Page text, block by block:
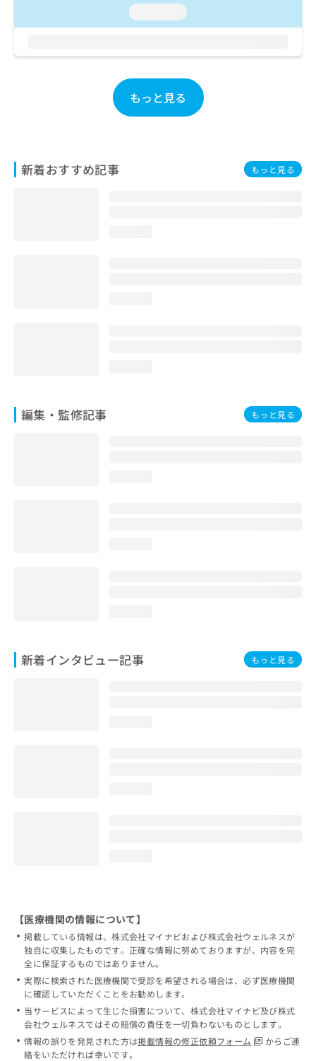
もっと見る
新着おすすめ記事 もっと見る
編集・監修記事 もっと見る
新着インタビュー記事 もっと見る
【医療機関の情報について】
掲載している情報は、株式会社マイナビおよび株式会社ウェルネスが
独自に収集したものです。正確な情報に努めておりますが、内容を完
全に保証するものではありません。
実際に検索された医療機関で受診を希望される場合は、必ず医療機関
に確認していただくことをお勧めします。
当サービスによって生じた損害について、株式会社マイナビ及び株式
会社ウェルネスではその賠償の責任を一切負わないものとします。
情報の誤りを発見された方は掲載情報の修正依頼フォーム
からご連
絡をいただければ幸いです。